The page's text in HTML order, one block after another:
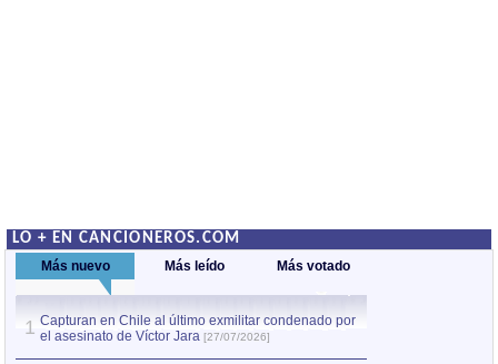
LO + EN CANCIONEROS.COM
Más nuevo Más leído Más votado
1 Capturan en Chile al último exmilitar condenado por
el asesinato de Víctor Jara [27/07/2026]